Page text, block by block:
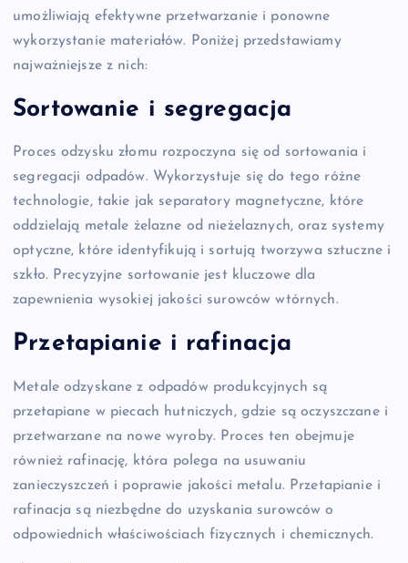
umożliwiają efektywne przetwarzanie i ponowne
wykorzystanie materiałów. Poniżej przedstawiamy
najważniejsze z nich:
Sortowanie i segregacja
Proces odzysku złomu rozpoczyna się od sortowania i
segregacji odpadów. Wykorzystuje się do tego różne
technologie, takie jak separatory magnetyczne, które
oddzielają metale żelazne od nieżelaznych, oraz systemy
optyczne, które identyfikują i sortują tworzywa sztuczne i
szkło. Precyzyjne sortowanie jest kluczowe dla
zapewnienia wysokiej jakości surowców wtórnych.
Przetapianie i rafinacja
Metale odzyskane z odpadów produkcyjnych są
przetapiane w piecach hutniczych, gdzie są oczyszczane i
przetwarzane na nowe wyroby. Proces ten obejmuje
również rafinację, która polega na usuwaniu
zanieczyszczeń i poprawie jakości metalu. Przetapianie i
rafinacja są niezbędne do uzyskania surowców o
odpowiednich właściwościach fizycznych i chemicznych.